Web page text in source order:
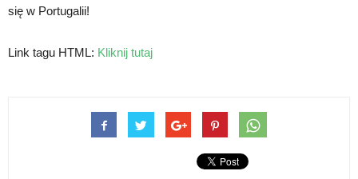
się w Portugalii!
Link tagu HTML: Kliknij tutaj